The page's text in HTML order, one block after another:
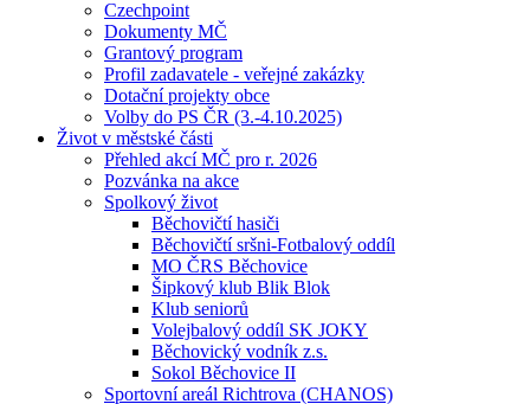
Czechpoint
Dokumenty MČ
Grantový program
Profil zadavatele - veřejné zakázky
Dotační projekty obce
Volby do PS ČR (3.-4.10.2025)
Život v městské části
Přehled akcí MČ pro r. 2026
Pozvánka na akce
Spolkový život
Běchovičtí hasiči
Běchovičtí sršni-Fotbalový oddíl
MO ČRS Běchovice
Šipkový klub Blik Blok
Klub seniorů
Volejbalový oddíl SK JOKY
Běchovický vodník z.s.
Sokol Běchovice II
Sportovní areál Richtrova (CHANOS)